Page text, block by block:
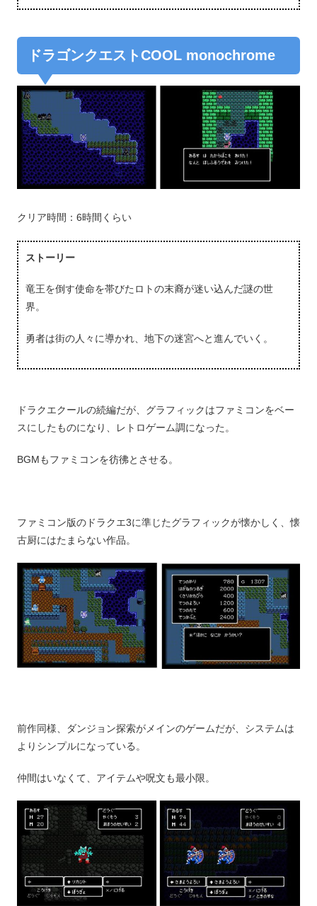
ドラゴンクエストCOOL monochrome
クリア時間：6時間くらい
ストーリー
竜王を倒す使命を帯びたロトの末裔が迷い込んだ謎の世
界。
勇者は街の人々に導かれ、地下の迷宮へと進んでいく。
ドラクエクールの続編だが、グラフィックはファミコンをベー
スにしたものになり、レトロゲーム調になった。
BGMもファミコンを彷彿とさせる。
ファミコン版のドラクエ3に準じたグラフィックが懐かしく、懐
古厨にはたまらない作品。
前作同様、ダンジョン探索がメインのゲームだが、システムは
よりシンプルになっている。
仲間はいなくて、アイテムや呪文も最小限。